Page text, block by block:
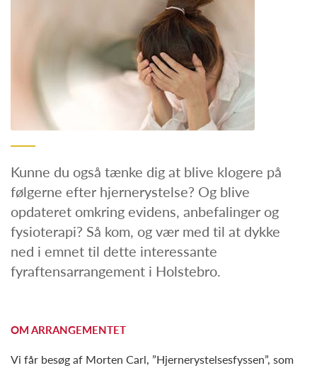
Kunne du også tænke dig at blive klogere på
følgerne efter hjernerystelse? Og blive
opdateret omkring evidens, anbefalinger og
fysioterapi? Så kom, og vær med til at dykke
ned i emnet til dette interessante
fyraftensarrangement i Holstebro.
OM ARRANGEMENTET
Vi får besøg af Morten Carl, ”Hjernerystelsesfyssen”, som